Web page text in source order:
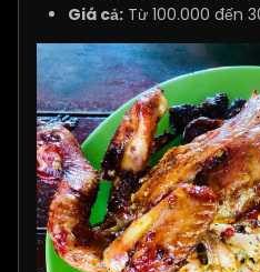
Giá cả: Từ 100.000 đến